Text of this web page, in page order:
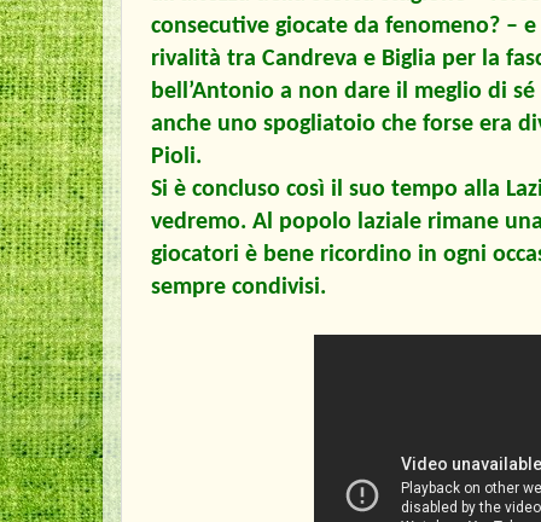
consecutive giocate da fenomeno? –
rivalità tra Candreva e Biglia per la
bell’Antonio a non dare il meglio di
anche uno spogliatoio che forse era
Pioli.
Si è concluso così il suo tempo alla
vedremo. Al popolo laziale rimane
giocatori è bene ricordino in ogni
sempre condivisi.